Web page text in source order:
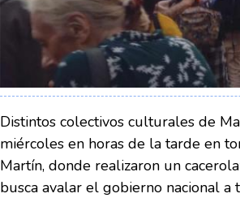
Distintos colectivos culturales de
miércoles en horas de la tarde en
Martín, donde realizaron un
busca avalar el gobierno nacional a